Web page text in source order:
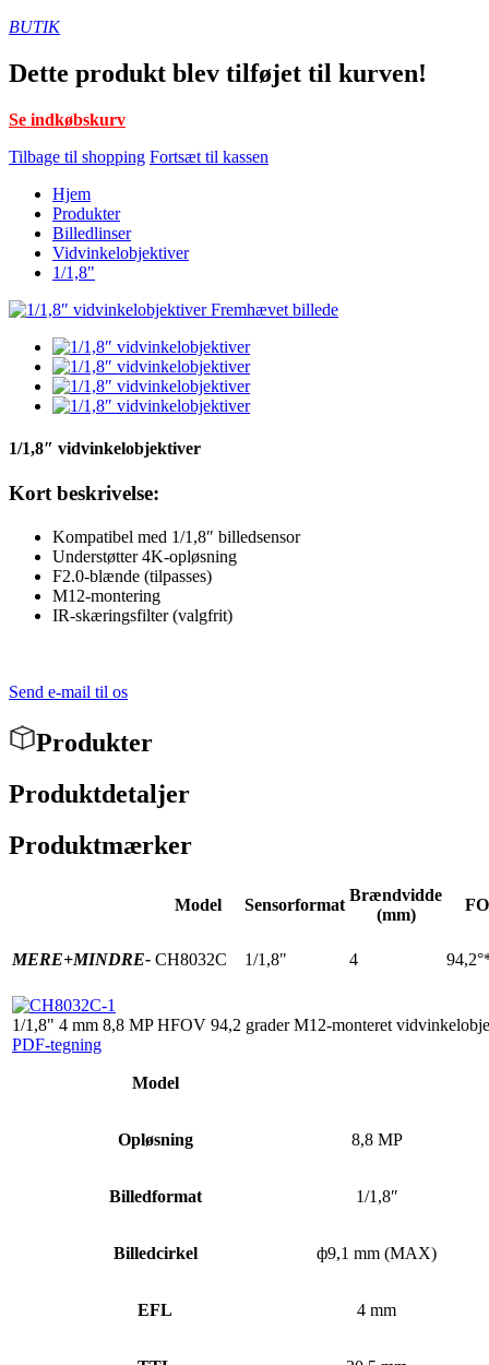
BUTIK
Dette produkt blev tilføjet til kurven!
Se indkøbskurv
Tilbage til shopping Fortsæt til kassen
Hjem
Produkter
Billedlinser
Vidvinkelobjektiver
1/1,8"
1/1,8″ vidvinkelobjektiver
Kort beskrivelse:
Kompatibel med 1/1,8″ billedsensor
Understøtter 4K-opløsning
F2.0-blænde (tilpasses)
M12-montering
IR-skæringsfilter (valgfrit)
Send e-mail til os
Produkter
Produktdetaljer
Produktmærker
Model Sensorformat
Brændvidde
(mm)
MERE+MINDRE- CH8032C 1/1,8" 4
1/1,8" 4 mm 8,8 MP HFOV 94,2 grader M12-monteret
PDF-tegning
Model
Opløsning 8,8 MP
Billedformat 1/1,8″
Billedcirkel ф9,1 mm (MAX)
EFL 4 mm